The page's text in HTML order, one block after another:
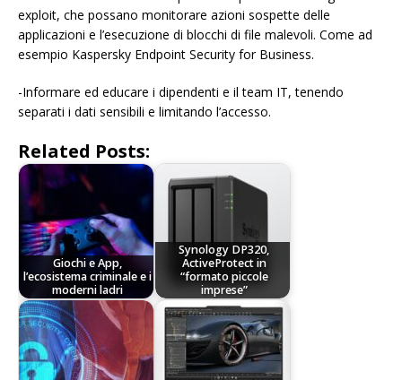
exploit, che possano monitorare azioni sospette delle
applicazioni e l’esecuzione di blocchi di file malevoli. Come ad
esempio Kaspersky Endpoint Security for Business.
-Informare ed educare i dipendenti e il team IT, tenendo
separati i dati sensibili e limitando l’accesso.
Related Posts:
Giochi e App,
l’ecosistema criminale e i
moderni ladri
Synology DP320,
ActiveProtect in
“formato piccole
imprese”